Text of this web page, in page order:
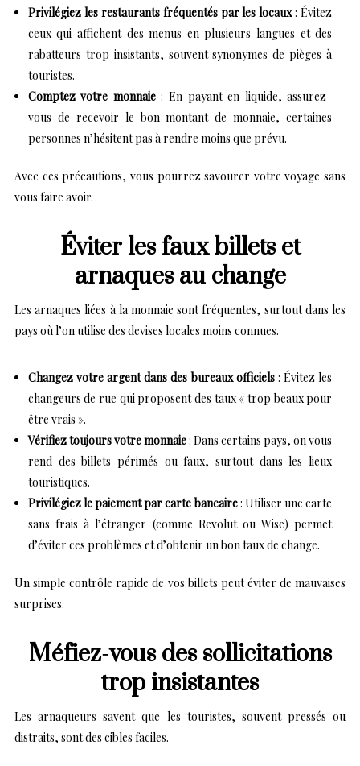
Privilégiez les restaurants fréquentés par les locaux: Évitez
ceux qui affichent des menus en plusieurs langues et des
rabatteurs trop insistants, souvent synonymes de pièges à
touristes.
Comptez votre monnaie: En payant en liquide, assurez-
vous de recevoir le bon montant de monnaie, certaines
personnes n’hésitent pas à rendre moins que prévu.
Avec ces précautions, vous pourrez savourer votre voyage sans
vous faire avoir.
Éviter les faux billets et
arnaques au change
Les arnaques liées à la monnaie sont fréquentes, surtout dans les
pays où l’on utilise des devises locales moins connues.
Changez votre argent dans des bureaux officiels: Évitez les
changeurs de rue qui proposent des taux « trop beaux pour
être vrais ».
Vérifiez toujours votre monnaie: Dans certains pays, on vous
rend des billets périmés ou faux, surtout dans les lieux
touristiques.
Privilégiez le paiement par carte bancaire: Utiliser une carte
sans frais à l’étranger (comme Revolut ou Wise) permet
d’éviter ces problèmes et d’obtenir un bon taux de change.
Un simple contrôle rapide de vos billets peut éviter de mauvaises
surprises.
Méfiez-vous des sollicitations
trop insistantes
Les arnaqueurs savent que les touristes, souvent pressés ou
distraits, sont des cibles faciles.